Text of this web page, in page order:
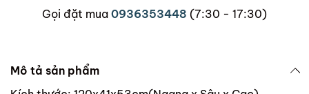
Gọi đặt mua 0936353448 (7:30 - 17:30)
Mô tả sản phẩm